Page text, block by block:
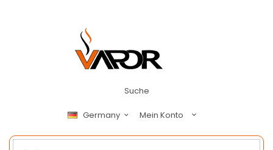
Suche
Germany Mein Konto